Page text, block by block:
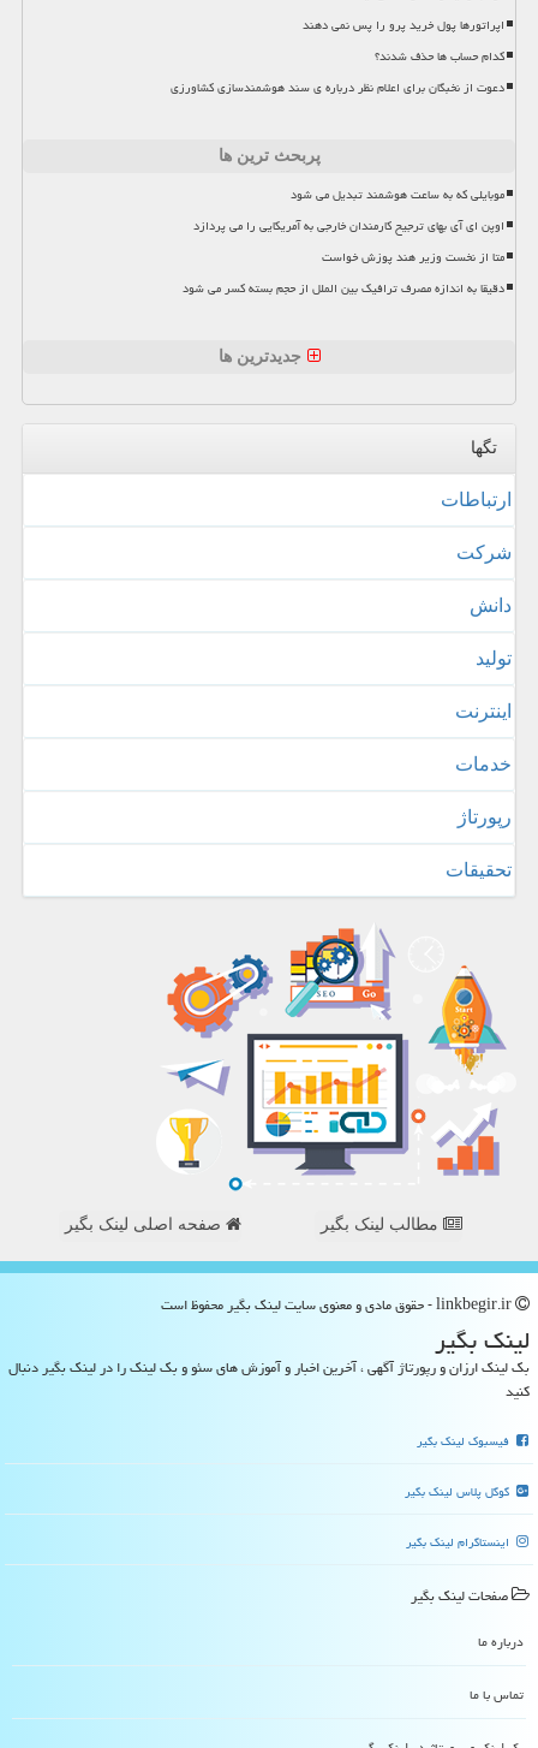
اپراتورها پول خرید پرو را پس نمی دهند
کدام حساب ها حذف شدند؟
دعوت از نخبگان برای اعلام نظر درباره ی سند هوشمندسازی کشاورزی
پربحث ترین ها
موبایلی که به ساعت هوشمند تبدیل می شود
اوپن ای آی بهای ترجیح کارمندان خارجی به آمریکایی را می پردازد
متا از نخست وزیر هند پوزش خواست
دقیقا به اندازه مصرف ترافیک بین الملل از حجم بسته کسر می شود
جدیدترین ها
تگها
ارتباطات
شركت
دانش
تولید
اینترنت
خدمات
رپورتاژ
تحقیقات
مطالب لینک بگیر صفحه اصلی لینک بگیر
لینك بگیر
بک لینک ارزان و رپورتاژ آگهی ، آخرین اخبار و آموزش های سئو و بک لینک را در لینک بگیر دنبال
کنید
فیسبوک لینک بگیر
گوگل پلاس لینک بگیر
اینستاگرام لینک بگیر
صفحات لینك بگیر
درباره ما
تماس با ما